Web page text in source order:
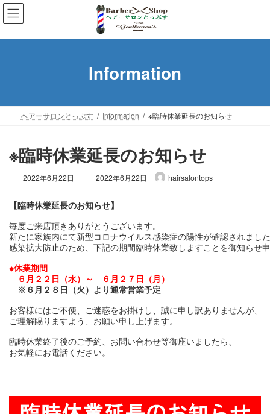
コ
ン
ッ
ナ
ビ
移
Information
ヘアーサロンとっぷす Information ※臨時休業延長のお知らせ
※臨時休業延長のお知らせ
2022年6月22日
最
新
日
時
:
2022年6月22日 hairsalontops
【臨時休業延長のお知らせ】
毎度ご来店頂きありがとうございます。
新たに家族内にて新型コロナウイルス感染症の陽性が確認されまし
感染拡大防止のため、下記の期間臨時休業致しますことを御知らせ
◆休業期間
６月２２日（水）～　６月２７日（月）
※６月２８日（火）より通常営業予定
お客様にはご不便、ご迷惑をお掛けし、誠に申し訳ありませんが、
ご理解賜りますよう、お願い申し上げます。
臨時休業終了後のご予約、お問い合わせ等御座いましたら、
お気軽にお電話ください。